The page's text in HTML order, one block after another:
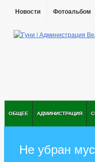
Новости Фотоальбом
ОБЩЕЕ АДМИНИСТРАЦИЯ
Не убран